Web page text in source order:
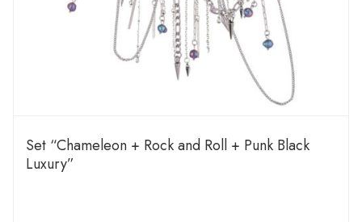
Set “Chameleon + Rock and Roll + Punk Black
Luxury”